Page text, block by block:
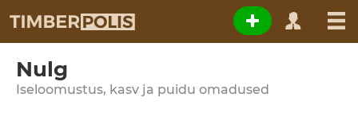
Nulg
Iseloomustus, kasv ja puidu omadused